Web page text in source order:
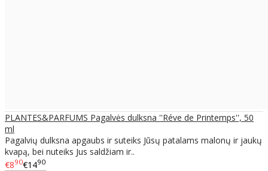
PLANTES&PARFUMS Pagalvės dulksna ''Réve de Printemps'', 50
ml
Pagalvių dulksna apgaubs ir suteiks Jūsų patalams malonų ir jaukų
kvapą, bei nuteiks Jus saldžiam ir..
€890€1490